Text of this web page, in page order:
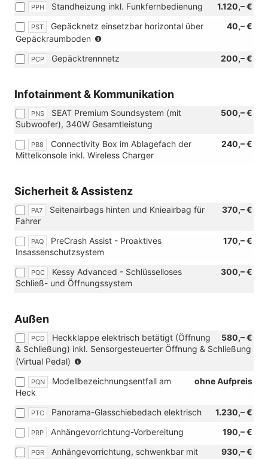
Gepäcknetz
einsetzbar
horizontal
über
Gepäckraumboden)
PPH 1.120,– €
Standheizung inkl. Funkfernbedienung
PST 40,– €
Gepäcknetz einsetzbar horizontal über
Gepäckraumboden
eTSI-
PCP 200,– €
Gepäcktrennnetz
Infotainment & Kommunikation
PNS 500,– €
SEAT Premium Soundsystem (mit
Subwoofer), 340W Gesamtleistung
PB8 240,– €
Connectivity Box im Ablagefach der
Mittelkonsole inkl. Wireless Charger
Sicherheit & Assistenz
PA7 370,– €
Seitenairbags hinten und Knieairbag für
Fahrer
PAQ 170,– €
PreCrash Assist - Proaktives
Insassenschutzsystem
PQC 300,– €
Kessy Advanced - Schlüsselloses
Schließ- und Öffnungssystem
Außen
PCD 580,– €
Heckklappe elektrisch betätigt (Öffnung
& Schließung) inkl. Sensorgesteuerter Öffnung & Schließung
(Virtual Pedal)
Verbindung
Kessy
Advanced
Schlüsselloses
PQN ohne Aufpreis
Modellbezeichnungsentfall am
Heck
PTC 1.230,– €
Panorama-Glasschiebedach elektrisch
PRP 190,– €
Anhängevorrichtung-Vorbereitung
PGR 930,– €
Anhängevorrichtung, schwenkbar mit